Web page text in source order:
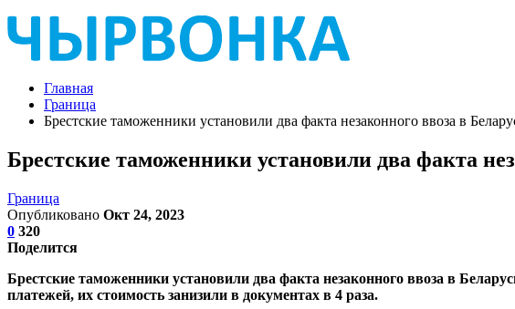
Главная
Граница
Брестские таможенники установили два факта незаконного ввоза в
Брестские таможенники установили два факта
Граница
Опубликовано Окт 24, 2023
0 320
Поделится
Брестские таможенники установили два факта незаконного ввоза в
платежей, их стоимость занизили в документах в 4 раза.